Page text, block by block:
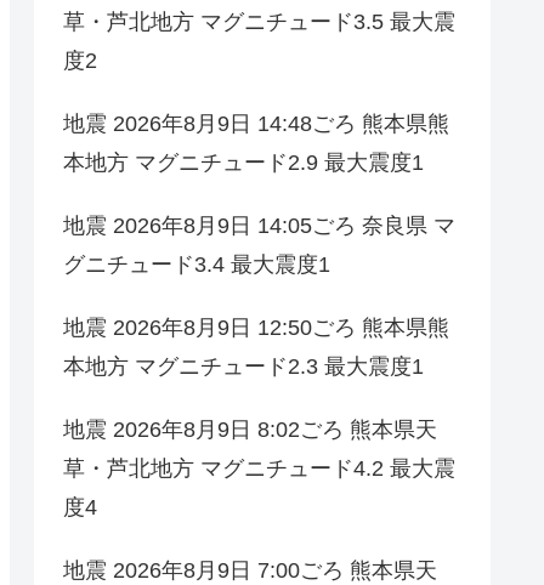
草・芦北地方 マグニチュード3.5 最大震
度2
地震 2026年8月9日 14:48ごろ 熊本県熊
本地方 マグニチュード2.9 最大震度1
地震 2026年8月9日 14:05ごろ 奈良県 マ
グニチュード3.4 最大震度1
地震 2026年8月9日 12:50ごろ 熊本県熊
本地方 マグニチュード2.3 最大震度1
地震 2026年8月9日 8:02ごろ 熊本県天
草・芦北地方 マグニチュード4.2 最大震
度4
地震 2026年8月9日 7:00ごろ 熊本県天